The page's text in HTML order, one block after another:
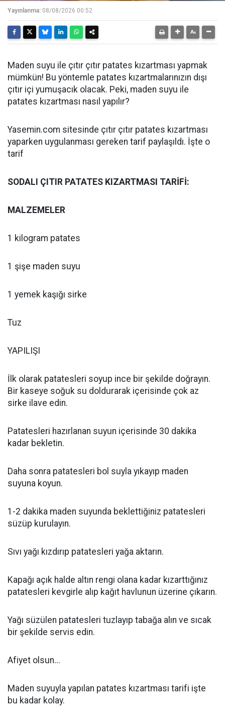
Yayınlanma: 08/08/2026 00:52
Maden suyu ile çıtır çıtır patates kızartması yapmak
mümkün! Bu yöntemle patates kızartmalarınızın dışı
çıtır içi yumuşacık olacak. Peki, maden suyu ile
patates kızartması nasıl yapılır?
Yasemin.com sitesinde çıtır çıtır patates kızartması
yaparken uygulanması gereken tarif paylaşıldı. İşte o
tarif
SODALI ÇITIR PATATES KIZARTMASI TARİFİ:
MALZEMELER
1 kilogram patates
1 şişe maden suyu
1 yemek kaşığı sirke
Tuz
YAPILIŞI
İlk olarak patatesleri soyup ince bir şekilde doğrayın.
Bir kaseye soğuk su doldurarak içerisinde çok az
sirke ilave edin.
Patatesleri hazırlanan suyun içerisinde 30 dakika
kadar bekletin.
Daha sonra patatesleri bol suyla yıkayıp maden
suyuna koyun.
1-2 dakika maden suyunda beklettiğiniz patatesleri
süzüp kurulayın.
Sıvı yağı kızdırıp patatesleri yağa aktarın.
Kapağı açık halde altın rengi olana kadar kızarttığınız
patatesleri kevgirle alıp kağıt havlunun üzerine çıkarın.
Yağı süzülen patatesleri tuzlayıp tabağa alın ve sıcak
bir şekilde servis edin.
Afiyet olsun...
Maden suyuyla yapılan patates kızartması tarifi işte
bu kadar kolay.